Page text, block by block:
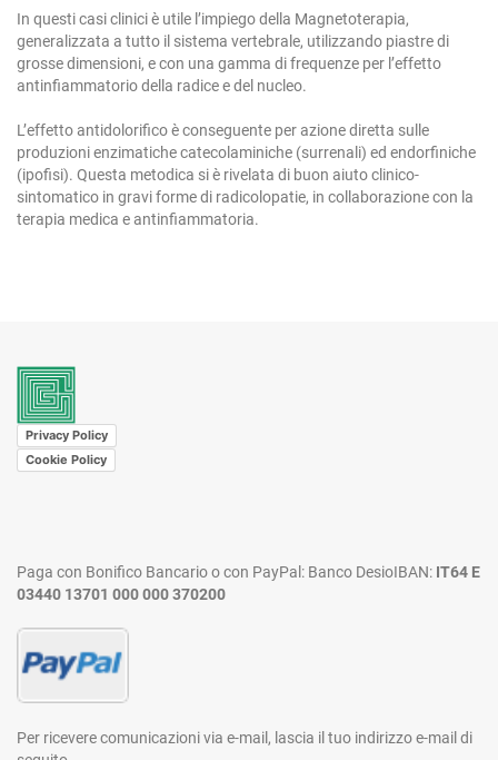
In questi casi clinici è utile l’impiego della Magnetoterapia,
generalizzata a tutto il sistema vertebrale, utilizzando piastre di
grosse dimensioni, e con una gamma di frequenze per l’effetto
antinfiammatorio della radice e del nucleo.
L’effetto antidolorifico è conseguente per azione diretta sulle
produzioni enzimatiche catecolaminiche (surrenali) ed endorfiniche
(ipofisi). Questa metodica si è rivelata di buon aiuto clinico-
sintomatico in gravi forme di radicolopatie, in collaborazione con la
terapia medica e antinfiammatoria.
Privacy Policy
Cookie Policy
Paga con Bonifico Bancario o con PayPal: Banco DesioIBAN: IT64 E
03440 13701 000 000 370200
Per ricevere comunicazioni via e-mail, lascia il tuo indirizzo e-mail di